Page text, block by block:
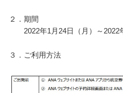
２．期間
2022年1月24日（月）～2022
３．ご利用方法